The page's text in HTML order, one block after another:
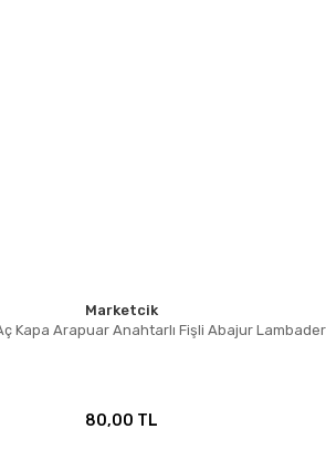
Marketcik
Kapa Arapuar Anahtarlı Fişli Abajur
80,00 TL